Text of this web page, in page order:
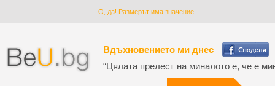
О, да! Размерът има значение
Вдъхновението ми днес
“Цялата прелест на миналото е, че е